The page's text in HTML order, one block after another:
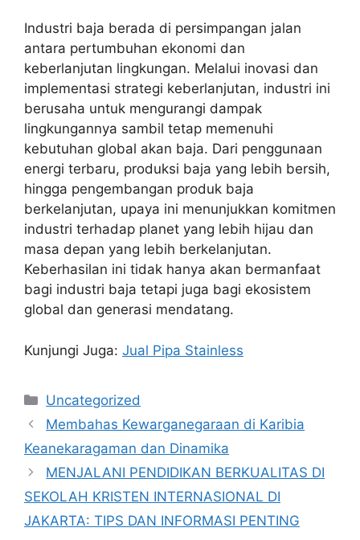
Industri baja berada di persimpangan jalan
antara pertumbuhan ekonomi dan
keberlanjutan lingkungan. Melalui inovasi dan
implementasi strategi keberlanjutan, industri ini
berusaha untuk mengurangi dampak
lingkungannya sambil tetap memenuhi
kebutuhan global akan baja. Dari penggunaan
energi terbaru, produksi baja yang lebih bersih,
hingga pengembangan produk baja
berkelanjutan, upaya ini menunjukkan komitmen
industri terhadap planet yang lebih hijau dan
masa depan yang lebih berkelanjutan.
Keberhasilan ini tidak hanya akan bermanfaat
bagi industri baja tetapi juga bagi ekosistem
global dan generasi mendatang.
Kunjungi Juga: Jual Pipa Stainless
Kategori
Uncategorized
Membahas Kewarganegaraan di Karibia
Keanekaragaman dan Dinamika
MENJALANI PENDIDIKAN BERKUALITAS DI
SEKOLAH KRISTEN INTERNASIONAL DI
JAKARTA: TIPS DAN INFORMASI PENTING